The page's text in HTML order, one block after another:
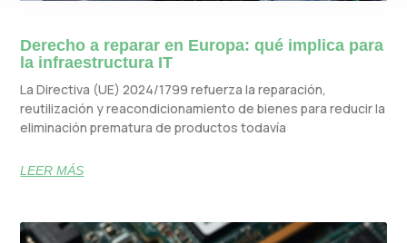
Derecho a reparar en Europa: qué implica para
la infraestructura IT
La Directiva (UE) 2024/1799 refuerza la reparación,
reutilización y reacondicionamiento de bienes para reducir la
eliminación prematura de productos todavía
LEER MÁS